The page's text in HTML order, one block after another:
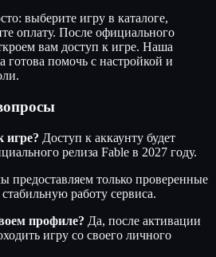
выберите игру в каталоге,
оплату. После официального
вам доступ к игре. Наша
готова помочь с настройкой и
игре? Доступ к аккаунту будет
релиза Fable в 2027 году.
предоставляем только проверенные
работу сервиса.
профиле? Да, после активации
игру со своего личного